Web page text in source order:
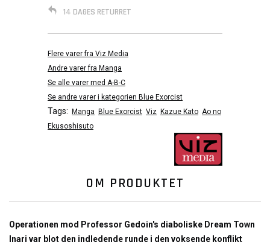
14 DAGES RETURRET
Flere varer fra Viz Media
Andre varer fra Manga
Se alle varer med A-B-C
Se andre varer i kategorien Blue Exorcist
Tags: Manga Blue Exorcist Viz Kazue Kato Ao no
Ekusoshisuto
OM PRODUKTET
Operationen mod Professor Gedoin's diaboliske Dream Town
Inari var blot den indledende runde i den voksende konflikt